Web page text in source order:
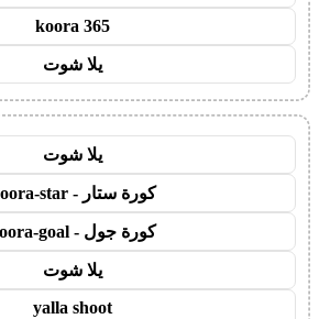
koora 365
يلا شوت
يلا شوت
كورة ستار - koora-star
كورة جول - koora-goal
يلا شوت
yalla shoot